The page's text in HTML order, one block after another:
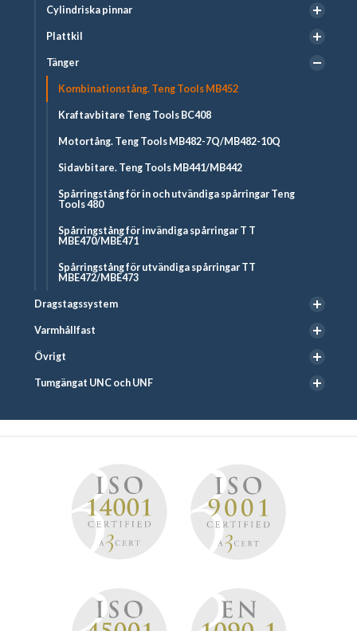
Cylindriska pinnar
Plattkil
Tänger
Kombinationstång. Teng Tools MB452
Kraftavbitare Teng Tools BC408
Motortång. Teng Tools MB482-7Q/MB482-10Q
Sidavbitare. Teng Tools MB441/MB442
Spårringstång för in och utvändiga spårringar Teng
Tools 480
Spårringstång för invändiga spårringar T T
MBE470/MBE471
Spårringstång för utvändiga spårringar TT
MBE472/MBE473
Dragstagssystem
Varmhållfast
Övrigt
Tumgängat UNC och UNF